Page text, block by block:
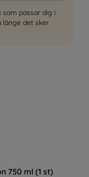
som passar dig i
länge det sker
750 ml (1 st)